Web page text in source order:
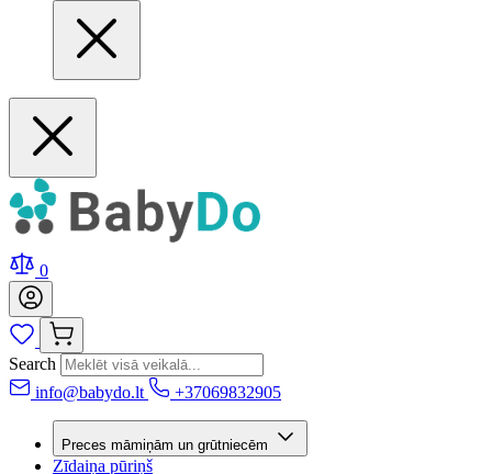
0
Search
info@babydo.lt
+37069832905
Preces māmiņām un grūtniecēm
Zīdaiņa pūriņš